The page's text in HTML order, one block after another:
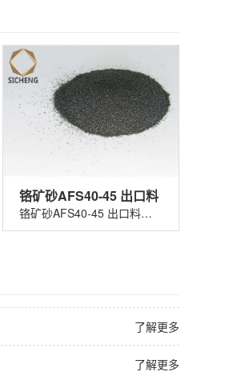
铬矿砂AFS40-45 出口料
铬矿砂AFS40-45 出口料适用于玻璃着色......
了解更多
了解更多